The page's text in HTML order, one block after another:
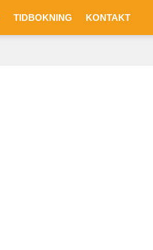
TIDBOKNING KONTAKT